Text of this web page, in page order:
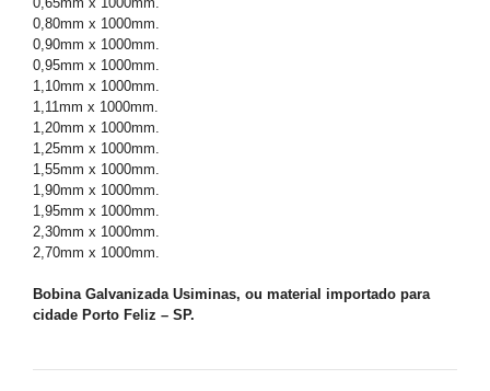
0,80mm x 1000mm.
0,90mm x 1000mm.
0,95mm x 1000mm.
1,10mm x 1000mm.
1,11mm x 1000mm.
1,20mm x 1000mm.
1,25mm x 1000mm.
1,55mm x 1000mm.
1,90mm x 1000mm.
1,95mm x 1000mm.
2,30mm x 1000mm.
2,70mm x 1000mm.
Bobina Galvanizada Usiminas, ou material importado para
cidade Porto Feliz – SP.